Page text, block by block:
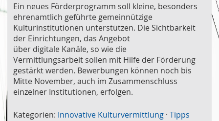
Ein neues Förderprogramm soll kleine, besonders
ehrenamtlich geführte gemeinnützige
Kulturinstitutionen unterstützen. Die Sichtbarkeit
der Einrichtungen, das Angebot
über digitale Kanäle, so wie die
Vermittlungsarbeit sollen mit Hilfe der Förderung
gestärkt werden. Bewerbungen können noch bis
Mitte November, auch im Zusammenschluss
einzelner Institutionen, erfolgen.
Kategorien: Innovative Kulturvermittlung · Tipps